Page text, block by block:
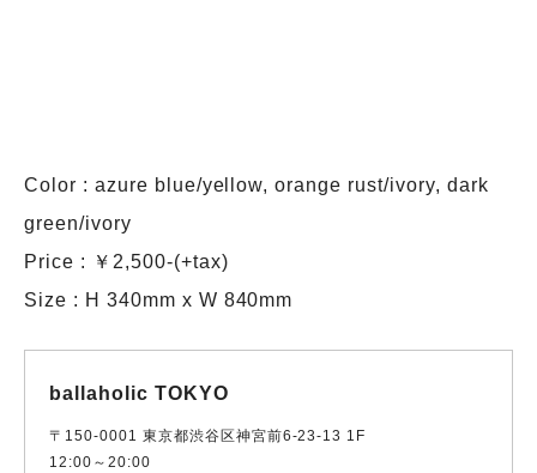
Color : azure blue/yellow, orange rust/ivory, dark
green/ivory
Price : ￥2,500-(+tax)
Size : H 340mm x W 840mm
ballaholic TOKYO
〒150-0001 東京都渋谷区神宮前6-23-13 1F
12:00～20:00